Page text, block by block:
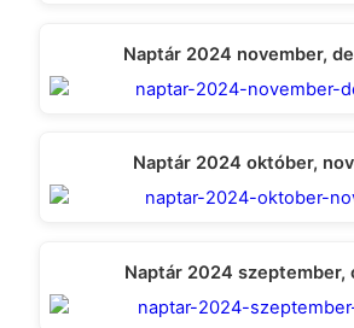
Naptár 2024 november,
Naptár 2024 október,
Naptár 2024 szeptember,